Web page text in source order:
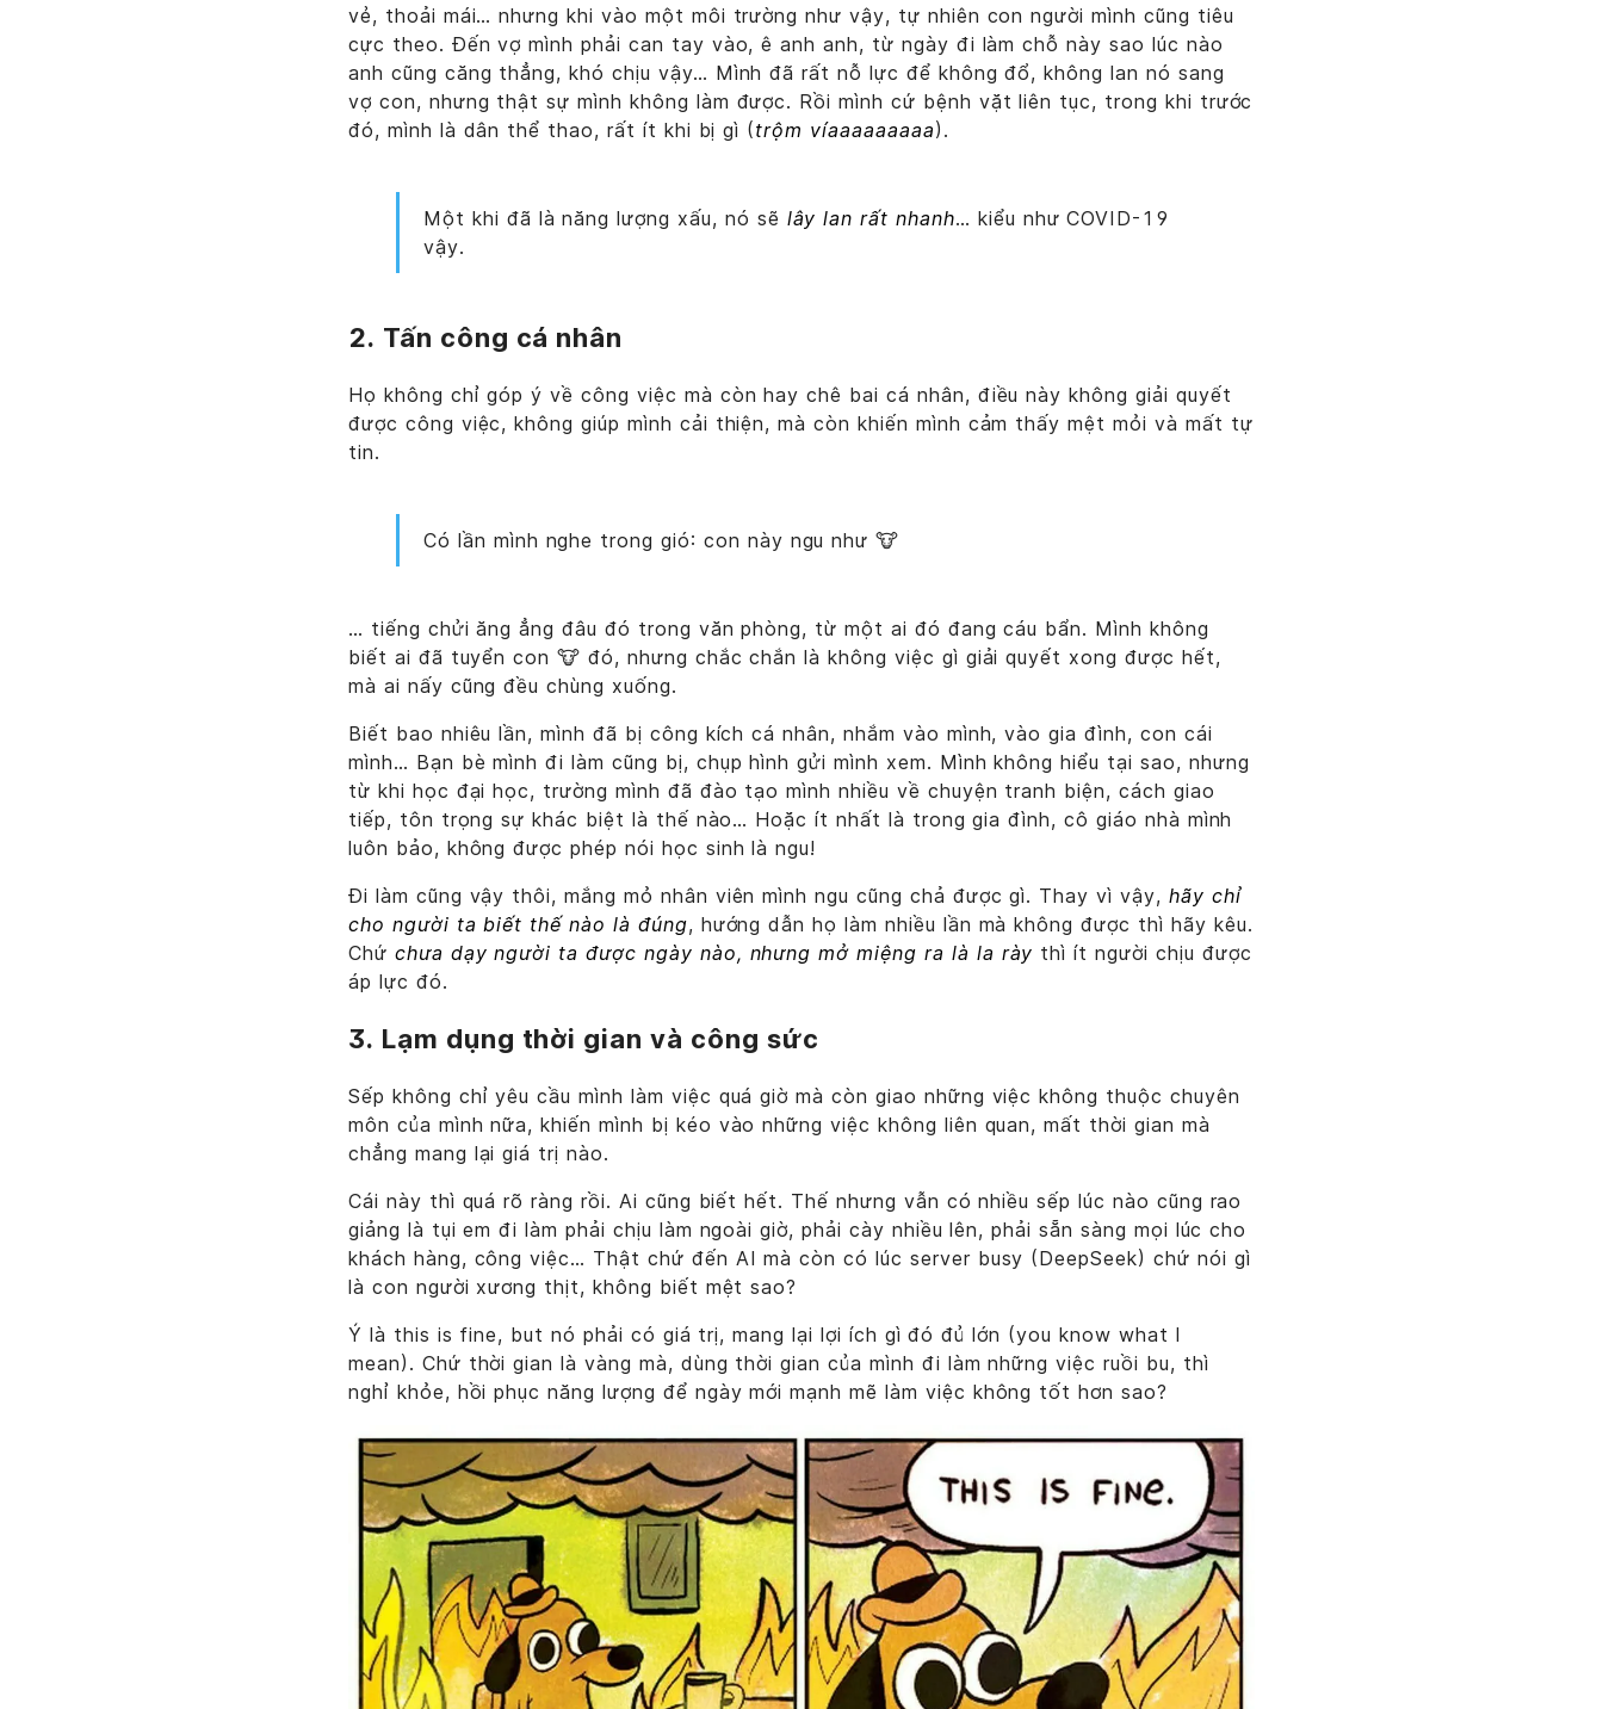
vẻ, thoải mái… nhưng khi vào một môi trường như vậy, tự nhiên con người mình cũng tiêu
cực theo. Đến vợ mình phải can tay vào, ê anh anh, từ ngày đi làm chỗ này sao lúc nào
anh cũng căng thẳng, khó chịu vậy… Mình đã rất nỗ lực để không đổ, không lan nó sang
vợ con, nhưng thật sự mình không làm được. Rồi mình cứ bệnh vặt liên tục, trong khi trước
đó, mình là dân thể thao, rất ít khi bị gì (trộm víaaaaaaaaa).
Một khi đã là năng lượng xấu, nó sẽ lây lan rất nhanh… kiểu như COVID-19
vậy.
2. Tấn công cá nhân
Họ không chỉ góp ý về công việc mà còn hay chê bai cá nhân, điều này không giải quyết
được công việc, không giúp mình cải thiện, mà còn khiến mình cảm thấy mệt mỏi và mất tự
tin.
Có lần mình nghe trong gió: con này ngu như 🐮
… tiếng chửi ăng ẳng đâu đó trong văn phòng, từ một ai đó đang cáu bẩn. Mình không
biết ai đã tuyển con 🐮 đó, nhưng chắc chắn là không việc gì giải quyết xong được hết,
mà ai nấy cũng đều chùng xuống.
Biết bao nhiêu lần, mình đã bị công kích cá nhân, nhắm vào mình, vào gia đình, con cái
mình… Bạn bè mình đi làm cũng bị, chụp hình gửi mình xem. Mình không hiểu tại sao, nhưng
từ khi học đại học, trường mình đã đào tạo mình nhiều về chuyện tranh biện, cách giao
tiếp, tôn trọng sự khác biệt là thế nào… Hoặc ít nhất là trong gia đình, cô giáo nhà mình
luôn bảo, không được phép nói học sinh là ngu!
Đi làm cũng vậy thôi, mắng mỏ nhân viên mình ngu cũng chả được gì. Thay vì vậy, hãy chỉ
cho người ta biết thế nào là đúng, hướng dẫn họ làm nhiều lần mà không được thì hãy kêu.
Chứ chưa dạy người ta được ngày nào, nhưng mở miệng ra là la rày thì ít người chịu được
áp lực đó.
3. Lạm dụng thời gian và công sức
Sếp không chỉ yêu cầu mình làm việc quá giờ mà còn giao những việc không thuộc chuyên
môn của mình nữa, khiến mình bị kéo vào những việc không liên quan, mất thời gian mà
chẳng mang lại giá trị nào.
Cái này thì quá rõ ràng rồi. Ai cũng biết hết. Thế nhưng vẫn có nhiều sếp lúc nào cũng rao
giảng là tụi em đi làm phải chịu làm ngoài giờ, phải cày nhiều lên, phải sẵn sàng mọi lúc cho
khách hàng, công việc… Thật chứ đến AI mà còn có lúc server busy (DeepSeek) chứ nói gì
là con người xương thịt, không biết mệt sao?
Ý là this is fine, but nó phải có giá trị, mang lại lợi ích gì đó đủ lớn (you know what I
mean). Chứ thời gian là vàng mà, dùng thời gian của mình đi làm những việc ruồi bu, thì
nghỉ khỏe, hồi phục năng lượng để ngày mới mạnh mẽ làm việc không tốt hơn sao?